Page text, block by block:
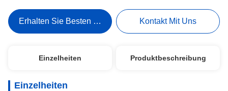
Erhalten Sie Besten Preis Kontakt Mit Uns
Einzelheiten Produktbeschreibung
Einzelheiten